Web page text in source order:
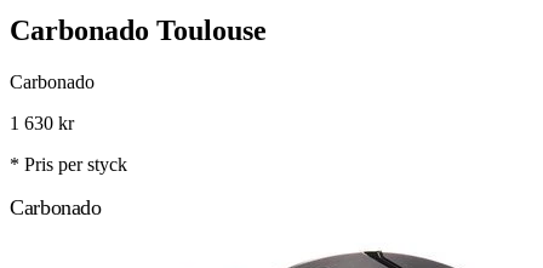
Carbonado Toulouse
Carbonado
1 630 kr
* Pris per styck
Carbonado